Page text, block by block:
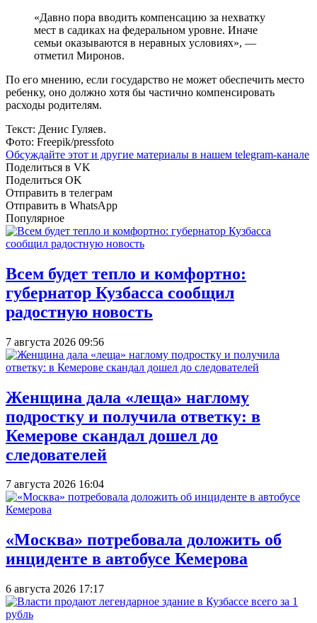
«Давно пора вводить компенсацию за нехватку
мест в садиках на федеральном уровне. Иначе
семьи оказываются в неравных условиях», —
отметил Миронов.
По его мнению, если государство не может обеспечить место
ребенку, оно должно хотя бы частично компенсировать
расходы родителям.
Текст: Денис Гуляев.
Фото: Freepik/pressfoto
Обсуждайте этот и другие материалы в нашем telegram-канале
Поделиться в VK
Поделиться OK
Отправить в телеграм
Отправить в WhatsApp
Популярное
Всем будет тепло и комфортно:
губернатор Кузбасса сообщил
радостную новость
7 августа 2026 09:56
Женщина дала «леща» наглому
подростку и получила ответку: в
Кемерове скандал дошел до
следователей
7 августа 2026 16:04
«Москва» потребовала доложить об
инциденте в автобусе Кемерова
6 августа 2026 17:17